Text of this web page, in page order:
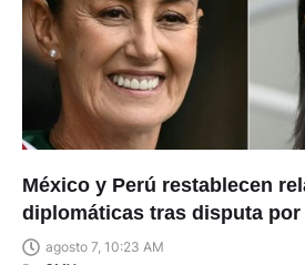
México y Perú restablecen
diplomáticas tras disputa
agosto 7, 10:23 AM